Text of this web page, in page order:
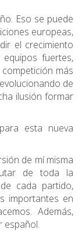
Eso se puede
europeas,
el crecimiento
fuertes,
más
de
ilusión formar
esta nueva
de mí misma
de toda la
cada partido,
importantes en
Además,
español.